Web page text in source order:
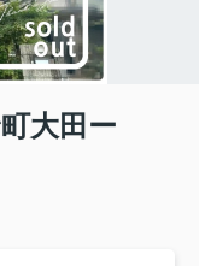
大田ー